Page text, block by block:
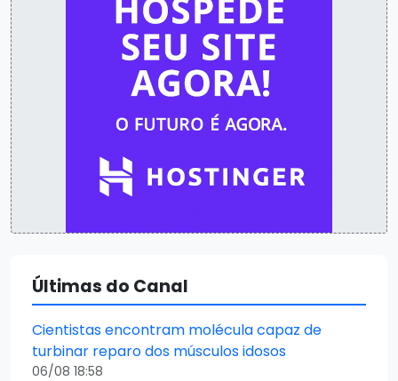
Últimas do Canal
Cientistas encontram molécula capaz de
turbinar reparo dos músculos idosos
06/08 18:58